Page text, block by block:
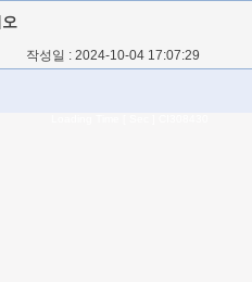
작성일 : 2024-10-04 17:07:29